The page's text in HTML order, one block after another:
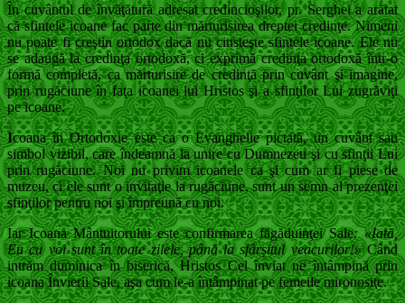
În cuvântul de învăţătură adresat credincioşilor, pr. Serghei a arătat
că sfintele icoane fac parte din mărturisirea dreptei credinţe. Nimeni
nu poate fi creştin ortodox dacă nu cinsteşte sfintele icoane. Ele nu
se adaugă la credinţa ortodoxă, ci exprimă credinţa ortodoxă într-o
formă completă, ca mărturisire de credinţă prin cuvânt şi imagine,
prin rugăciune în faţa icoanei lui Hristos şi a sfinţilor Lui zugrăviţi
pe icoane.
Icoana în Ortodoxie este ca o Evanghelie pictată, un cuvânt sau
simbol vizibil, care îndeamnă la unire cu Dumnezeu şi cu sfinţii Lui
prin rugăciune. Noi nu privim icoanele ca şi cum ar fi piese de
muzeu, ci ele sunt o invitaţie la rugăciune, sunt un semn al prezenţei
sfinţilor pentru noi şi împreună cu noi.
Iar Icoana Mântuitorului este confirmarea făgăduinţei Sale: «Iată,
Eu cu voi sunt în toate zilele, până la sfârşitul veacurilor!»Când
intrăm duminica în biserică, Hristos Cel înviat ne întâmpină prin
icoana Învierii Sale, aşa cum le-a întâmpinat pe femeile mironosiţe.